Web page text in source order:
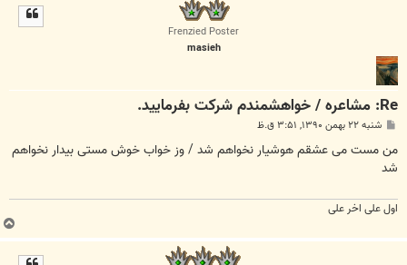
Frenzied Poster
masieh
Re: مشاعره / خواهشمندم شرکت بفرماييد.
پ
ت
شنبه ۲۲ بهمن ۱۳۹۰, ۳:۵۱ ق.ظ
من مست می عشقم هوشیار نخواهم شد / وز خواب خوش مستی بیدار نخواهم
شد
اول علی اخر علی
ب
ا